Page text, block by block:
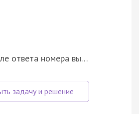
ответа номера вы…